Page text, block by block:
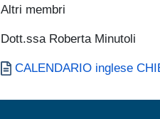
Altri membri
Dott.ssa Roberta Minutoli
Documento
CALENDARIO inglese